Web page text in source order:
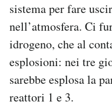
sistema per fare
nell’atmosfera. Ci
idrogeno, che al
esplosioni: nei tre
sarebbe esplosa la
reattori 1 e 3.